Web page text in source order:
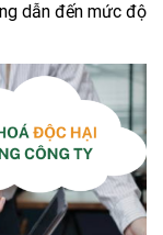
dẫn đến mức độ